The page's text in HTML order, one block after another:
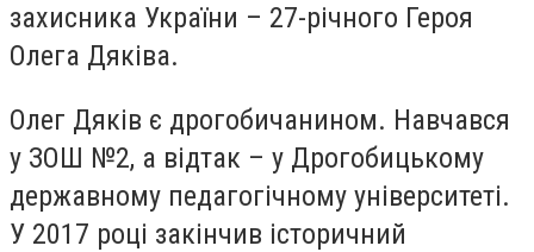
захисника України – 27-річного Героя
Олега Дяківа.
Олег Дяків є дрогобичанином. Навчався
у ЗОШ №2, а відтак – у Дрогобицькому
державному педагогічному університеті.
У 2017 році закінчив історичний